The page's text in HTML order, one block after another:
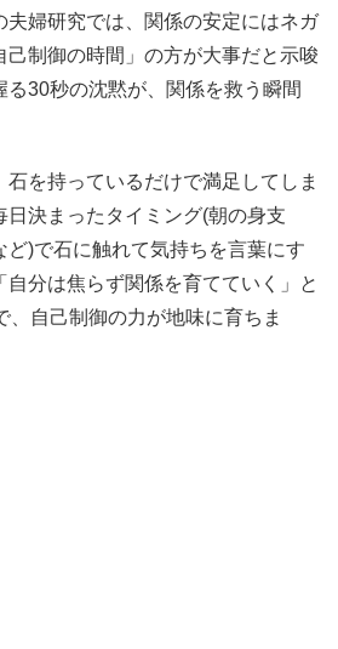
夫婦研究では、関係の安定にはネガ
己制御の時間」の方が大事だと示唆
る30秒の沈黙が、関係を救う瞬間
を持っているだけで満足してしま
日決まったタイミング(朝の身支
ど)で石に触れて気持ちを言葉にす
自分は焦らず関係を育てていく」と
、自己制御の力が地味に育ちま